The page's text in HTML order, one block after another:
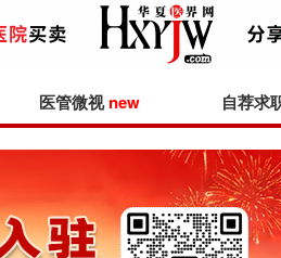
医管微视new 自荐求